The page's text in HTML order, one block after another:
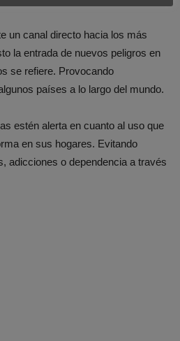
un canal directo hacia los más
la entrada de nuevos peligros en
se refiere. Provocando
países a lo largo del mundo.
estén alerta en cuanto al uso que
en sus hogares. Evitando
adicciones o dependencia a través